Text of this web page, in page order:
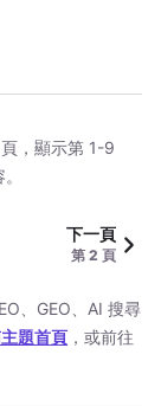
，顯示第 1-9
下一頁
第 2 頁
、GEO、AI 搜尋
題首頁 ，或前往